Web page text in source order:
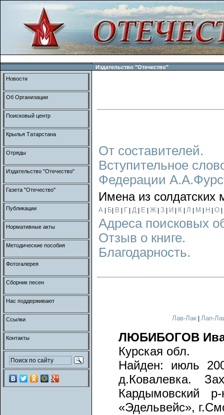
Издательство "Отечество"
От составителей.
Вступительное
Федерации
Имена из солдатских
А Б В Г Д Е Ж З И К Л М Н О
Адреса поисковых
Отзыв о книге.
Благодарность.
Лав-Лак Лап-
ЛЮБИБОГОВ
Курская обл.
Найден: июль
д.Ковалевка.
Кардымовский
«Эдельвейс»,
Новости
Об Организации
Поисковый центр
Крылья Татарстана
Отряды
Издательство "Отечество"
Газета "Отечество"
Публикации
Нормативные акты
Методические пособия
Фотогалерея
Сборник песен
Нас поддерживают
Ссылки
Контакты